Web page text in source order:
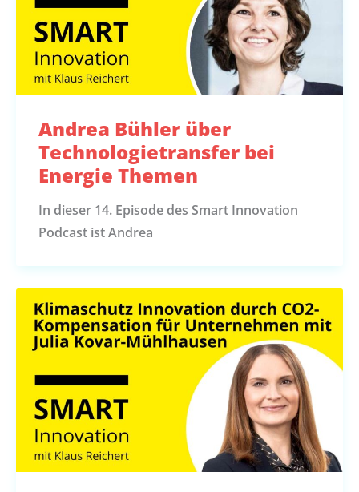
Andrea Bühler über
Technologietransfer bei
Energie Themen
In dieser 14. Episode des Smart Innovation
Podcast ist Andrea